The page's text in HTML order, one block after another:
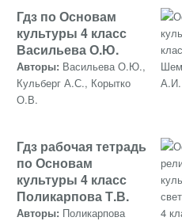
Гдз по Основам
культуры 4 класс
Васильева О.Ю.
Авторы: Васильева О.Ю.,
Кульберг А.С., Корытко
О.В.
Гдз рабочая тетрадь
по Основам
культуры 4 класс
Поликарпова Т.В.
Авторы: Поликарпова